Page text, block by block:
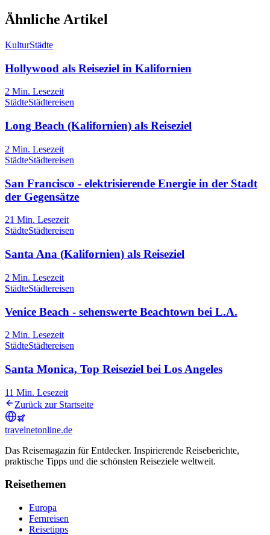
Ähnliche Artikel
KulturStädte
Hollywood als Reiseziel in Kalifornien
2 Min. Lesezeit
StädteStädtereisen
Long Beach (Kalifornien) als Reiseziel
2 Min. Lesezeit
StädteStädtereisen
San Francisco - elektrisierende Energie in der Stadt
der Gegensätze
21 Min. Lesezeit
StädteStädtereisen
Santa Ana (Kalifornien) als Reiseziel
2 Min. Lesezeit
StädteStädtereisen
Venice Beach - sehenswerte Beachtown bei L.A.
2 Min. Lesezeit
StädteStädtereisen
Santa Monica, Top Reiseziel bei Los Angeles
11 Min. Lesezeit
Zurück zur Startseite
travelnetonline.de
Das Reisemagazin für Entdecker. Inspirierende Reiseberichte,
praktische Tipps und die schönsten Reiseziele weltweit.
Reisethemen
Europa
Fernreisen
Reisetipps